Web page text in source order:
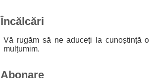
Încălcări
Vă rugăm să ne aduceți la cunoștință
mulțumim.
Abonare